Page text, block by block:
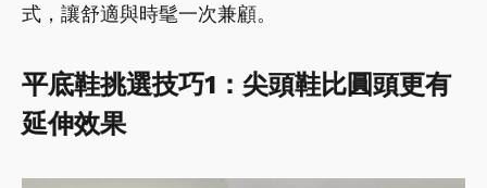
式，讓舒適與時髦一次兼顧。
平底鞋挑選技巧1：尖頭鞋比圓頭更有
延伸效果